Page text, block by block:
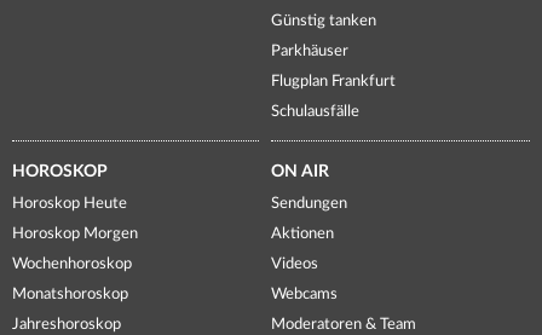
Günstig tanken
Parkhäuser
Flugplan Frankfurt
Schulausfälle
HOROSKOP
Horoskop Heute
Horoskop Morgen
Wochenhoroskop
Monatshoroskop
Jahreshoroskop
ON AIR
Sendungen
Aktionen
Videos
Webcams
Moderatoren & Team